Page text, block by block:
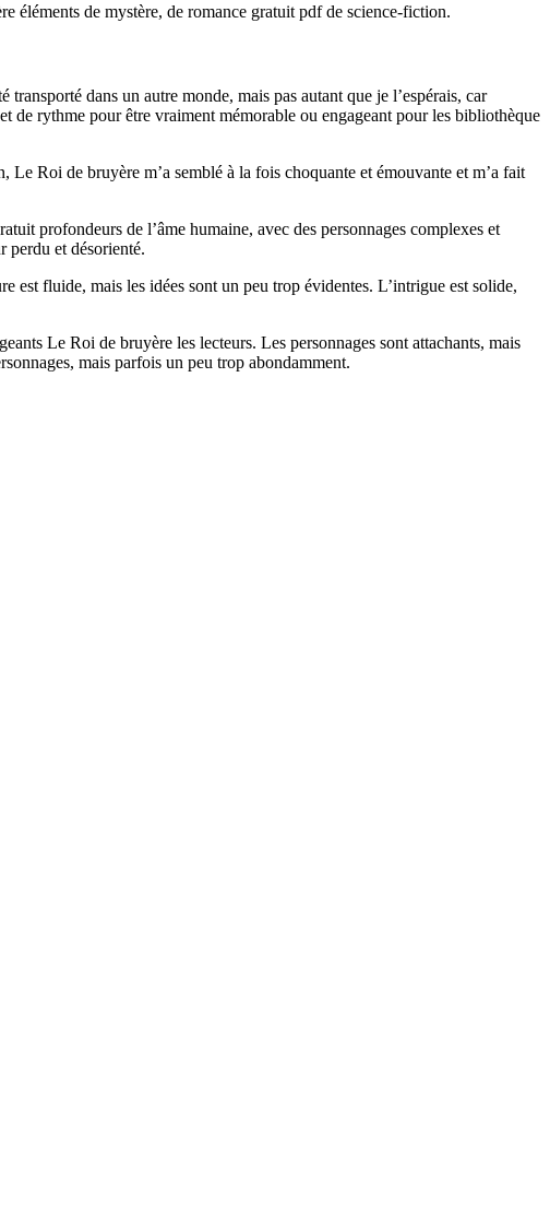
éléments de mystère, de romance gratuit pdf de science-fiction.
dans un autre monde, mais pas autant que je l’espérais, car
de rythme pour être vraiment mémorable ou engageant pour les bibliothèque
Roi de bruyère m’a semblé à la fois choquante et émouvante et m’a fait
profondeurs de l’âme humaine, avec des personnages complexes et
perdu et désorienté.
est fluide, mais les idées sont un peu trop évidentes. L’intrigue est solide,
Le Roi de bruyère les lecteurs. Les personnages sont attachants, mais
mais parfois un peu trop abondamment.